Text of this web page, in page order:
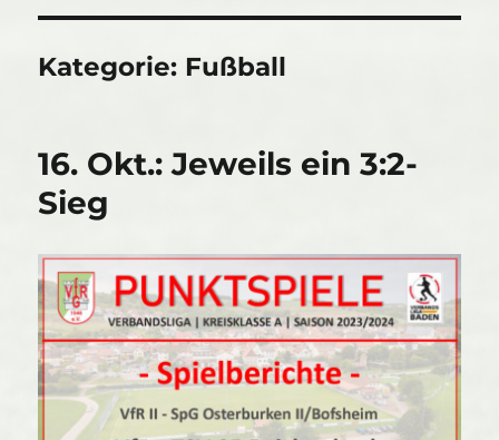
Kategorie: Fußball
16. Okt.: Jeweils ein 3:2-
Sieg